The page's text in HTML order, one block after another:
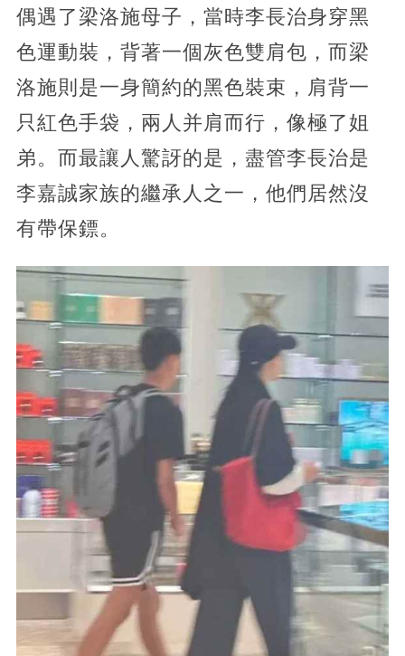
偶遇了梁洛施母子，當時李長治身穿黑
色運動裝，背著一個灰色雙肩包，而梁
洛施則是一身簡約的黑色裝束，肩背一
只紅色手袋，兩人并肩而行， 像極了姐
弟。而最讓人驚訝的是，盡管李長治是
李嘉誠家族的繼承人之一，他們居然沒
有帶保鏢。